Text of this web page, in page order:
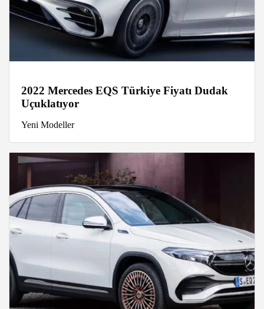
2022 Mercedes EQS Türkiye Fiyatı Dudak
Uçuklatıyor
Yeni Modeller